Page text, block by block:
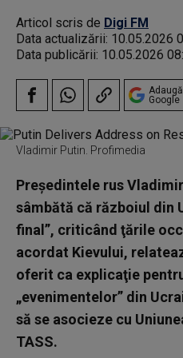
Articol scris de Digi FM
Data actualizării: 10.05.2026
Data publicării: 10.05.2026
Adaugă
Google
Vladimir Putin. Profimedia
Preşedintele rus
sâmbătă că războiul din
final”, criticând ţările
acordat Kievului,
oferit ca explicaţie
„evenimentelor” din
să se asocieze cu
TASS.